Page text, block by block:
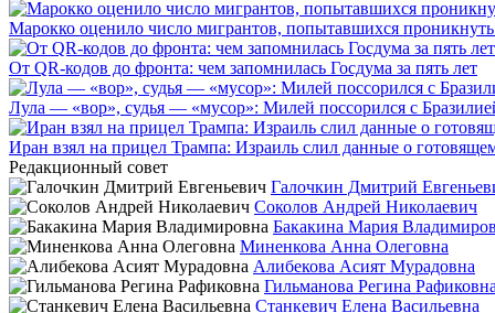
Марокко оценило число мигрантов, попытавшихся проникнуть
От QR-кодов до фронта: чем запомнилась Госдума за пять лет
Лула — «вор», судья — «мусор»: Милей поссорился с
Иран взял на прицел Трампа: Израиль слил данные о
Редакционный совет
Галочкин Дмитрий
Соколов Андрей Николаевич
Бакакина Мария
Миненкова Анна Олеговна
Алибекова Асият Мурадовна
Гильманова Регина
Станкевич Елена Васильевна